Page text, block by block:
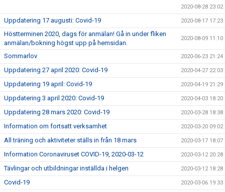
2020-08-28 23:02
Uppdatering 17 augusti: Covid-19 2020-08-17 17:23
Höstterminen 2020, dags för anmälan! Gå in under fliken
anmälan/bokning högst upp på hemsidan.
2020-08-09 11:10
Sommarlov 2020-06-23 21:24
Uppdatering 27 april 2020: Covid-19 2020-04-27 22:03
Uppdatering 19 april: Covid-19 2020-04-19 21:29
Uppdatering 3 april 2020: Covid-19 2020-04-03 18:20
Uppdatering 28 mars 2020: Covid-19 2020-03-28 18:38
Information om fortsatt verksamhet 2020-03-20 09:02
All träning och aktiviteter ställs in från 18 mars 2020-03-17 18:07
Information Coronaviruset COVID-19, 2020-03-12 2020-03-12 20:28
Tävlingar och utbildningar inställda i helgen 2020-03-12 18:28
Covid-19 2020-03-06 19:33